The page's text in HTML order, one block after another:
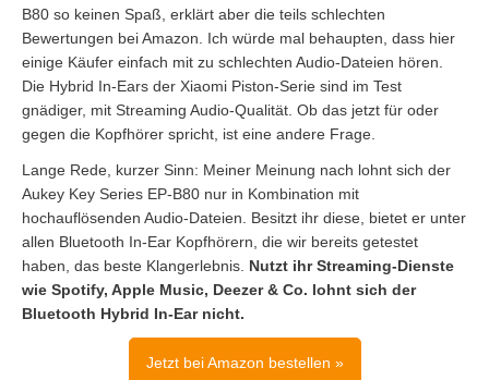
B80 so keinen Spaß, erklärt aber die teils schlechten
Bewertungen bei Amazon. Ich würde mal behaupten, dass hier
einige Käufer einfach mit zu schlechten Audio-Dateien hören.
Die Hybrid In-Ears der Xiaomi Piston-Serie sind im Test
gnädiger, mit Streaming Audio-Qualität. Ob das jetzt für oder
gegen die Kopfhörer spricht, ist eine andere Frage.
Lange Rede, kurzer Sinn: Meiner Meinung nach lohnt sich der
Aukey Key Series EP-B80 nur in Kombination mit
hochauflösenden Audio-Dateien. Besitzt ihr diese, bietet er unter
allen Bluetooth In-Ear Kopfhörern, die wir bereits getestet
haben, das beste Klangerlebnis. Nutzt ihr Streaming-Dienste
wie Spotify, Apple Music, Deezer & Co. lohnt sich der
Bluetooth Hybrid In-Ear nicht.
Jetzt bei Amazon bestellen »